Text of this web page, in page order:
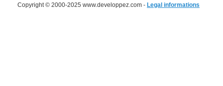
Copyright © 2000-2025 www.developpez.com - Legal informations